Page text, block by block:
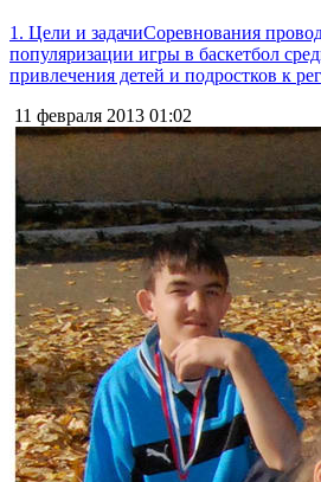
1. Цели и задачиСоревнования
популяризации игры в баскетбол
привлечения детей и подростков к
11 февраля 2013 01:02